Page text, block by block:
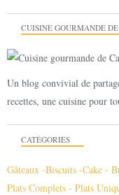
CUISINE GOURMANDE
Un blog convivial de
recettes, une cuisine pour
CATÉGORIES
Gâteaux -biscuits -cake -
Plats Complets - Plats